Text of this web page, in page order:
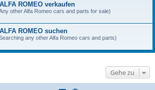
ROMEO verkaufen
other Alfa Romeo cars and parts for sale)
ROMEO suchen
any other Alfa Romeo cars and parts)
Gehe zu